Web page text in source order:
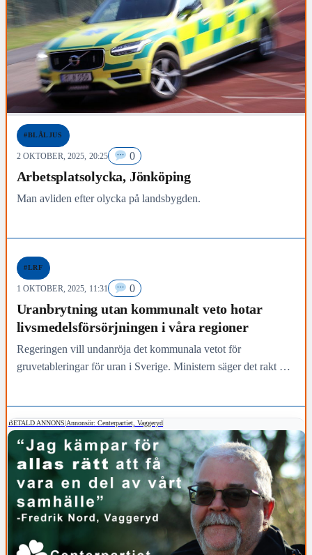
#BLÅLJUS
2 OKTOBER, 2025, 20:25 0
Arbetsplatsolycka, Jönköping
Man avliden efter olycka på landsbygden.
#LRF
1 OKTOBER, 2025, 11:31 0
Uranbrytning utan kommunalt veto hotar
livsmedelsförsörjningen i våra regioner
Regeringen vill undanröja det kommunala vetot för
gruvetableringar för uran i Sverige. Ministern säger det rakt ut:
BETALD ANNONS|Annonsör: Centerpartiet, Vaggeryd